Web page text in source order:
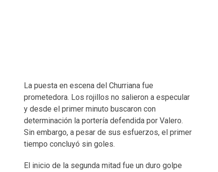
La puesta en escena del Churriana fue
prometedora. Los rojillos no salieron a especular
y desde el primer minuto buscaron con
determinación la portería defendida por Valero.
Sin embargo, a pesar de sus esfuerzos, el primer
tiempo concluyó sin goles.
El inicio de la segunda mitad fue un duro golpe